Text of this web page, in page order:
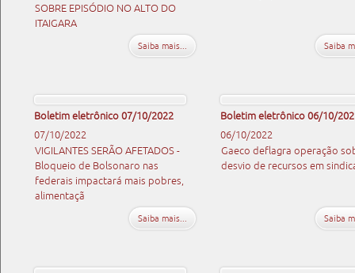
SOBRE EPISÓDIO NO ALTO DO
ITAIGARA
Saiba mais... Saiba
Boletim eletrônico 07/10/2022
07/10/2022
VIGILANTES SERÃO AFETADOS -
Bloqueio de Bolsonaro nas
federais impactará mais pobres,
alimentaçã
Saiba mais...
Boletim eletrônico 06/10/
06/10/2022
Gaeco deflagra operação
desvio de recursos em
Saiba